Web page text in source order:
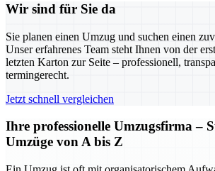
Wir sind für Sie da
Sie planen einen Umzug und suchen einen
Unser erfahrenes Team steht Ihnen von der
letzten Karton zur Seite – professionell,
termingerecht.
Jetzt schnell vergleichen
Ihre professionelle Umzugsfirma –
Umzüge von A bis Z